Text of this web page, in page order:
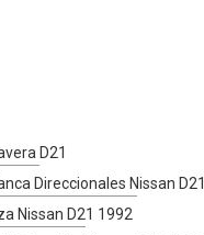
D21
Direccionales Nissan D21
Nissan D21 1992